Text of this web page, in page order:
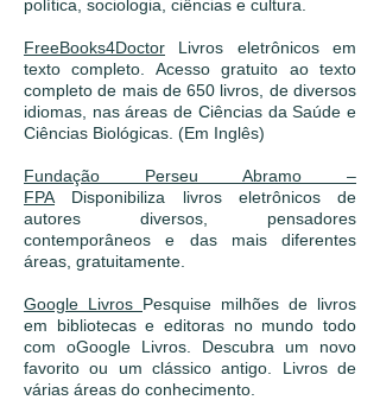
política, sociologia, ciências e cultura.
FreeBooks4Doctor Livros eletrônicos em
texto completo. Acesso gratuito ao texto
completo de mais de 650 livros, de diversos
idiomas, nas áreas de Ciências da Saúde e
Ciências Biológicas. (Em Inglês)
Fundação Perseu Abramo –
FPA Disponibiliza livros eletrônicos de
autores diversos, pensadores
contemporâneos e das mais diferentes
áreas, gratuitamente.
Google Livros Pesquise milhões de livros
em bibliotecas e editoras no mundo todo
com oGoogle Livros. Descubra um novo
favorito ou um clássico antigo. Livros de
várias áreas do conhecimento.